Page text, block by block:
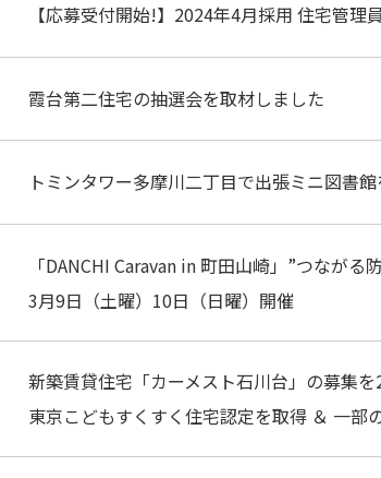
【応募受付開始!】2024年4月採用 住宅管理
霞台第二住宅の抽選会を取材しました
トミンタワー多摩川二丁目で出張ミニ図書館
「DANCHI Caravan in 町田山崎」”つながる
3月9日（土曜）10日（日曜）開催
新築賃貸住宅「カーメスト石川台」の募集
東京こどもすくすく住宅認定を取得 ＆ 一部